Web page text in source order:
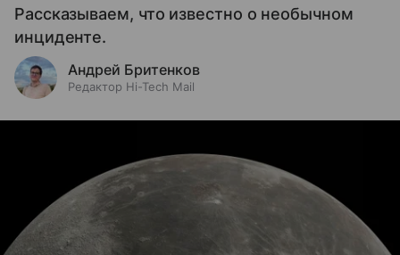
Рассказываем, что известно о необычном
инциденте.
Андрей Бритенков
Редактор Hi-Tech Mail